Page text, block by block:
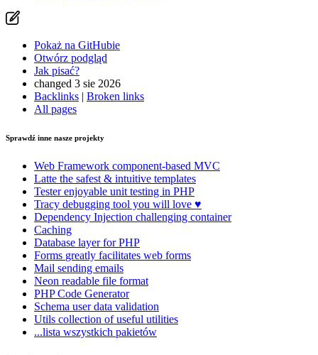
Pokaż na GitHubie
Otwórz podgląd
Jak pisać?
changed 3 sie 2026
Backlinks | Broken links
All pages
Sprawdź inne nasze projekty
Web Framework component-based MVC
Latte the safest & intuitive templates
Testerenjoyable unit testing in PHP
Tracy debugging tool you will love ♥
Dependency Injection challenging container
Caching
Database layer for PHP
Forms greatly facilitates web forms
Mail sending emails
Neon readable file format
PHP Code Generator
Schema user data validation
Utils collection of useful utilities
...lista wszystkich pakietów